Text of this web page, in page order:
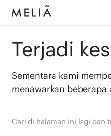
Terjadi
Sementara kami
menawarkan
Cari di halaman ini lagi dan